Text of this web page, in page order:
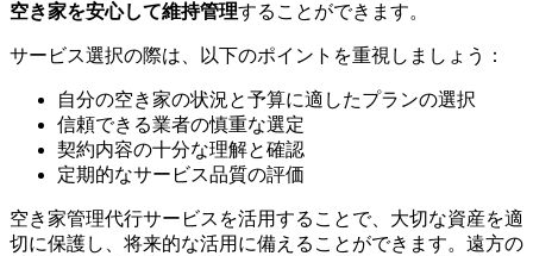
空き家を安心して維持管理することができます。
サービス選択の際は、以下のポイントを重視しましょう：
自分の空き家の状況と予算に適したプランの選択
信頼できる業者の慎重な選定
契約内容の十分な理解と確認
定期的なサービス品質の評価
空き家管理代行サービスを活用することで、大切な資産を適
切に保護し、将来的な活用に備えることができます。遠方の